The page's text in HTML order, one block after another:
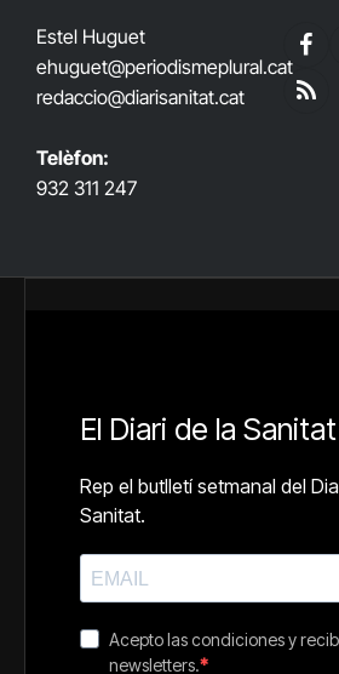
Estel Huguet
ehuguet@periodismeplural.cat
redaccio@diarisanitat.cat
Telèfon:
932 311 247
RSS